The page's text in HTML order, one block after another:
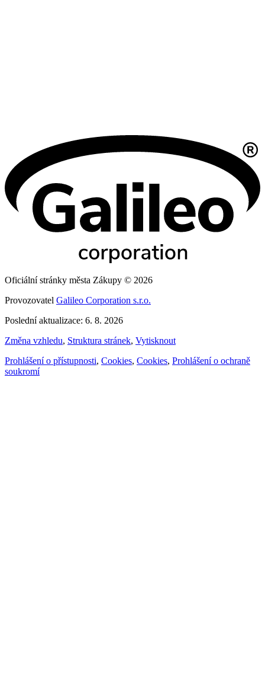
Oficiální stránky města Zákupy © 2026
Provozovatel Galileo Corporation s.r.o.
Poslední aktualizace: 6. 8. 2026
Změna vzhledu, Struktura stránek, Vytisknout
Prohlášení o přístupnosti, Cookies, Cookies, Prohlášení o ochraně
soukromí